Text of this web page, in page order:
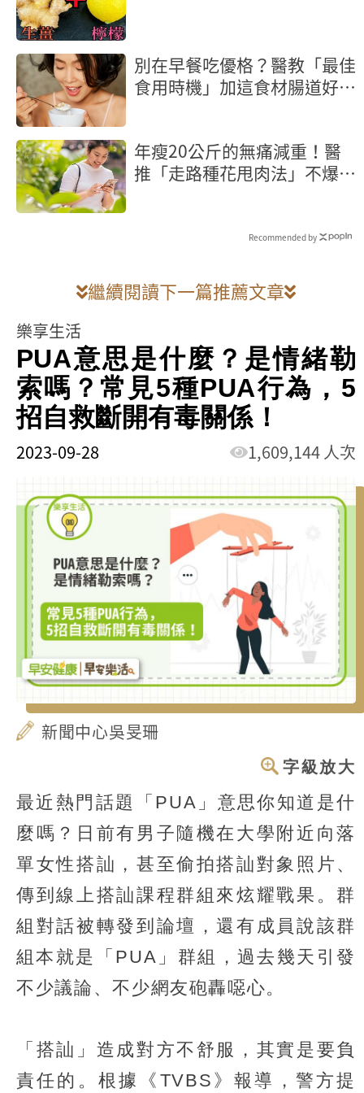
別在早餐吃優格？醫教「最佳
食用時機」加這食材腸道好菌
年瘦20公斤的無痛減重！醫
推「走路種花甩肉法」不爆汗
Recommended by
繼續閱讀下一篇推薦文章
樂享生活
PUA意思是什麼？是情緒勒
索嗎？常見5種PUA行為，5
招自救斷開有毒關係！
2023-09-28 1,609,144 人次
新聞中心吳旻珊
字級放大
最近熱門話題「PUA」意思你知道是什
麼嗎？日前有男子隨機在大學附近向落
單女性搭訕，甚至偷拍搭訕對象照片、
傳到線上搭訕課程群組來炫耀戰果。群
組對話被轉發到論壇，還有成員說該群
組本就是「PUA」群組，過去幾天引發
不少議論、不少網友砲轟噁心。
「搭訕」造成對方不舒服，其實是要負
責任的。根據《TVBS》報導，警方提